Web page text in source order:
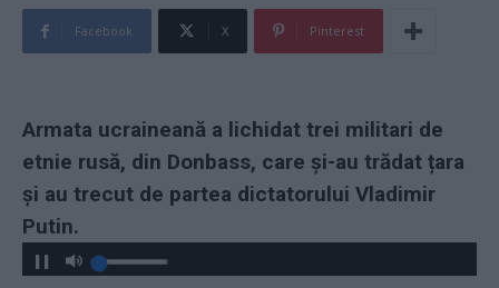
Facebook X Pinterest
Armata ucraineană a lichidat trei militari de
etnie rusă, din Donbass, care și-au trădat țara
și au trecut de partea dictatorului Vladimir
Putin.